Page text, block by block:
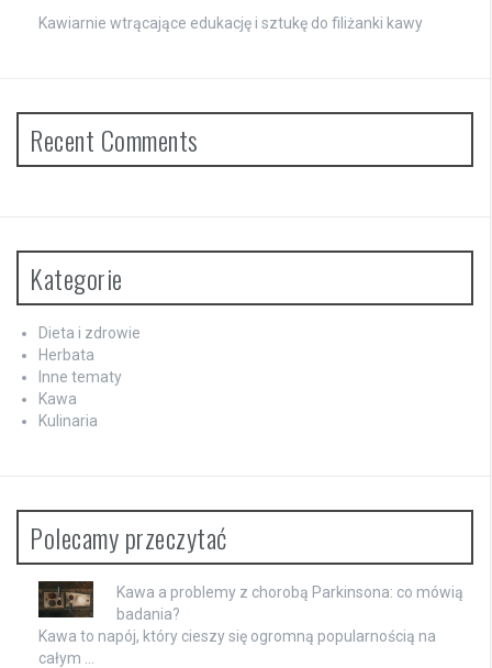
Kawiarnie wtrącające edukację i sztukę do filiżanki kawy
Recent Comments
Kategorie
Dieta i zdrowie
Herbata
Inne tematy
Kawa
Kulinaria
Polecamy przeczytać
Kawa a problemy z chorobą Parkinsona: co mówią
badania?
Kawa to napój, który cieszy się ogromną popularnością na
całym …